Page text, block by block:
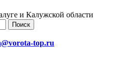
и Калужской области
Поиск
top.ru